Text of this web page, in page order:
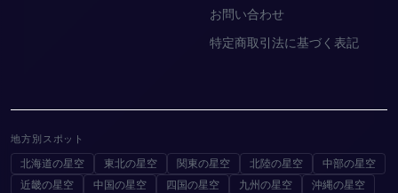
お問い合わせ
特定商取引法に基づく表記
地方別スポット
北海道の星空 東北の星空 関東の星空 北陸の星空
中部の星空
近畿の星空
中国の星空 四国の星空 九州の星空 沖縄の星空